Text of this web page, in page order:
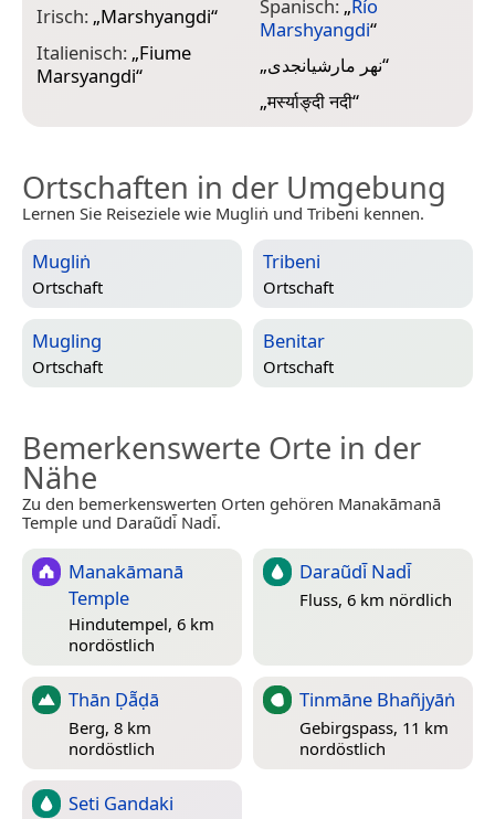
Irisch: „Marshyangdi“
Italienisch: „Fiume
Marsyangdi“
Spanisch: „Río
Marshyangdi“
„نهر مارشيانجدى“
„मर्स्याङ्दी नदी“
Ortschaften in der Umgebung
Lernen Sie Reiseziele wie Mugliṅ und Tribeni kennen.
Mugliṅ
Ortschaft
Tribeni
Ortschaft
Mugling
Ortschaft
Benitar
Ortschaft
Bemerkenswerte Orte in der
Nähe
Zu den bemerkenswerten Orten gehören Manakāmanā
Temple und Daraũdi̇̄ Nadi̇̄.
Manakāmanā
Temple
Hindutempel, 6 km
nordöstlich
Daraũdi̇̄ Nadi̇̄
Fluss, 6 km nördlich
Thān Ḍā̃ḍā
Berg, 8 km
nordöstlich
Tinmāne Bhañjyāṅ
Gebirgspass, 11 km
nordöstlich
Seti Gandaki